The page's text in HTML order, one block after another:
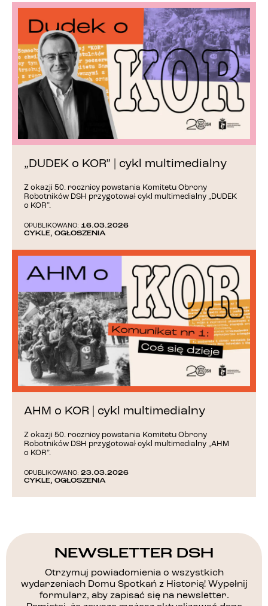
„DUDEK o KOR” | cykl multimedialny
Z okazji 50. rocznicy powstania Komitetu Obrony
Robotników DSH przygotował cykl multimedialny „DUDEK
o KOR”.
OPUBLIKOWANO: 16.03.2026
CYKLE, OGŁOSZENIA
AHM o KOR | cykl multimedialny
Z okazji 50. rocznicy powstania Komitetu Obrony
Robotników DSH przygotował cykl multimedialny „AHM
o KOR”.
OPUBLIKOWANO: 23.03.2026
CYKLE, OGŁOSZENIA
NEWSLETTER DSH
Otrzymuj powiadomienia o wszystkich
wydarzeniach Domu Spotkań z Historią! Wypełnij
formularz, aby zapisać się na newsletter.